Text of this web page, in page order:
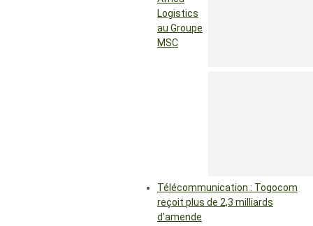
Logistics
au Groupe
MSC
Télécommunication : Togocom
reçoit plus de 2,3 milliards
d’amende